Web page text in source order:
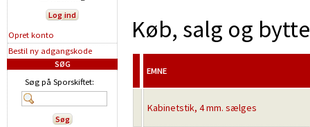
Køb, salg og
EMNE
Kabinetstik, 4 mm. sælges
Opret konto
Bestil ny adgangskode
SØG
Søg på Sporskiftet: